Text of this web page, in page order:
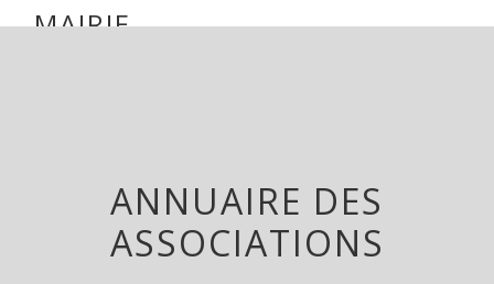
mairie parsac
MAIRIE
ANNUAIRE DES
ASSOCIATIONS